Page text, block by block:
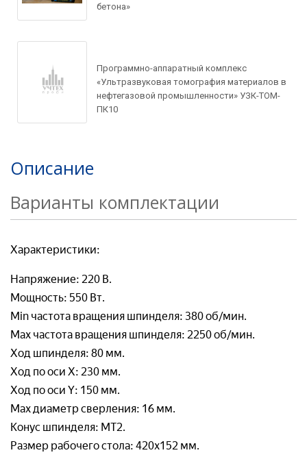
бетона»
Программно-аппаратный комплекс
«Ультразвуковая томография материалов в
нефтегазовой промышленности» УЗК-ТОМ-
ПК10
Описание
Варианты комплектации
Характеристики:
Напряжение: 220 В.
Мощность: 550 Вт.
Min частота вращения шпинделя: 380 об/мин.
Max частота вращения шпинделя: 2250 об/мин.
Ход шпинделя: 80 мм.
Ход по оси X: 230 мм.
Ход по оси Y: 150 мм.
Max диаметр сверления: 16 мм.
Конус шпинделя: МТ2.
Размер рабочего стола: 420х152 мм.
Запросить цену
Ваше имя*
Товар*
Номер телефон *
Отправляя заявку, я соглашаюсь с
Пользовательским соглашением
Ваше имя*
Ваш e-mail*
Организация*
Ваш вопрос:*
Рассчитать доставку
Товар*
Номер телефона*
Адрес доставки*
Отправляя заявку, я соглашаюсь с
Пользовательским соглашением